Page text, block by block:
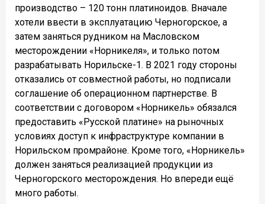
производство – 120 тонн платиноидов. Вначале
хотели ввести в эксплуатацию Черногорское, а
затем заняться рудником на Масловском
месторождении «Норникеля», и только потом
разрабатывать Норильске-1. В 2021 году стороны
отказались от совместной работы, но подписали
соглашение об операционном партнерстве. В
соответствии с договором «Норникель» обязался
предоставить «Русской платине» на рыночных
условиях доступ к инфраструктуре компании в
Норильском промрайоне. Кроме того, «Норникель»
должен заняться реализацией продукции из
Черногорского месторождения. Но впереди ещё
много работы.